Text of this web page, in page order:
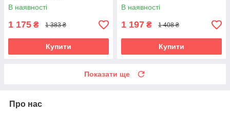
В наявності
1 175 ₴ 1 383 ₴
Купити
В наявності
1 197 ₴ 1 408 ₴
Купити
Показати ще
Про нас